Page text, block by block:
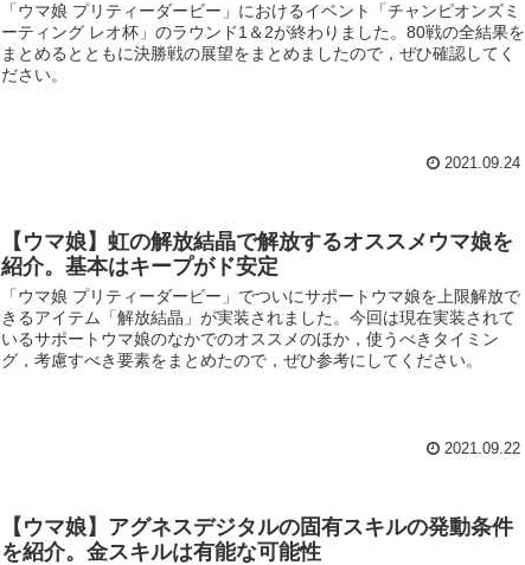
「ウマ娘 プリティーダービー」におけるイベント「チャンピオンズミ
ーティング レオ杯」のラウンド1＆2が終わりました。80戦の全結果を
まとめるとともに決勝戦の展望をまとめましたので，ぜひ確認してく
ださい。
2021.09.24
【ウマ娘】虹の解放結晶で解放するオススメウマ娘を
紹介。基本はキープがド安定
「ウマ娘 プリティーダービー」でついにサポートウマ娘を上限解放で
きるアイテム「解放結晶」が実装されました。今回は現在実装されて
いるサポートウマ娘のなかでのオススメのほか，使うべきタイミン
グ，考慮すべき要素をまとめたので，ぜひ参考にしてください。
2021.09.22
【ウマ娘】アグネスデジタルの固有スキルの発動条件
を紹介。金スキルは有能な可能性